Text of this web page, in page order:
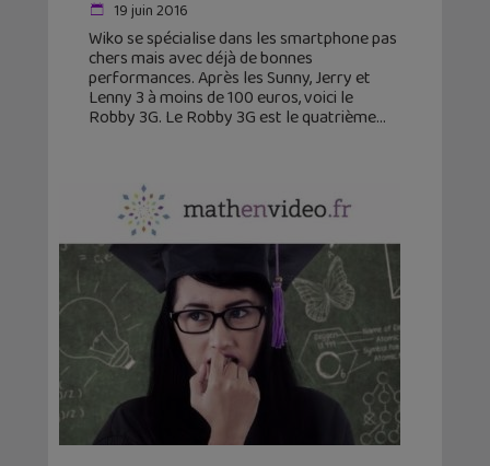
19 juin 2016
Wiko se spécialise dans les smartphone pas
chers mais avec déjà de bonnes
performances. Après les Sunny, Jerry et
Lenny 3 à moins de 100 euros, voici le
Robby 3G. Le Robby 3G est le quatrième